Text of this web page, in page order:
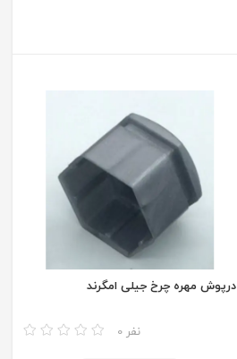
درپوش مهره چرخ جیلی امگرند
0 نفر